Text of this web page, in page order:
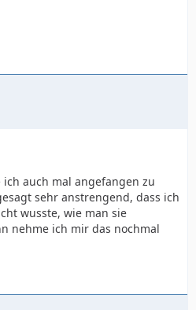
ich auch mal angefangen zu
sehr anstrengend, dass ich
wusste, wie man sie
nehme ich mir das nochmal